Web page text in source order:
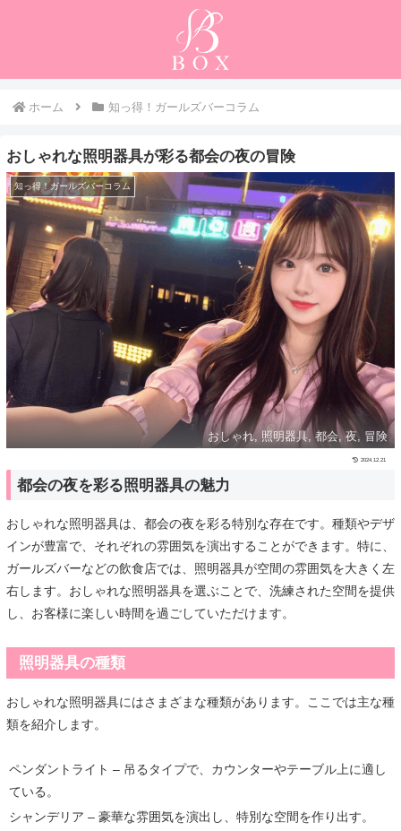
ホーム 知っ得！ガールズバーコラム
おしゃれな照明器具が彩る都会の夜の冒険
知っ得！ガールズバーコラム
おしゃれ, 照明器具, 都会, 夜, 冒険
2024.12.21
都会の夜を彩る照明器具の魅力
おしゃれな照明器具は、都会の夜を彩る特別な存在です。種類やデザ
インが豊富で、それぞれの雰囲気を演出することができます。特に、
ガールズバーなどの飲食店では、照明器具が空間の雰囲気を大きく左
右します。おしゃれな照明器具を選ぶことで、洗練された空間を提供
し、お客様に楽しい時間を過ごしていただけます。
照明器具の種類
おしゃれな照明器具にはさまざまな種類があります。ここでは主な種
類を紹介します。
ペンダントライト – 吊るタイプで、カウンターやテーブル上に適し
ている。
シャンデリア – 豪華な雰囲気を演出し、特別な空間を作り出す。